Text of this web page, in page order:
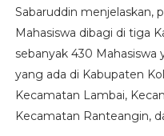
Sabaruddin menjelaskan,
Mahasiswa dibagi di tiga
sebanyak 430 Mahasiswa
yang ada di Kabupaten
Kecamatan Lambai,
Kecamatan Ranteangin,